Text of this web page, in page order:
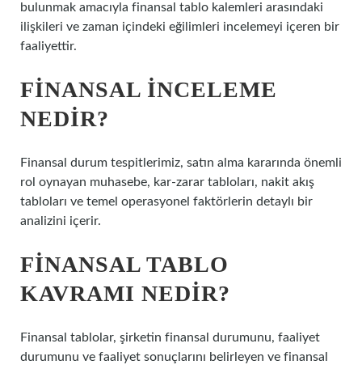
bulunmak amacıyla finansal tablo kalemleri arasındaki
ilişkileri ve zaman içindeki eğilimleri incelemeyi içeren bir
faaliyettir.
FINANSAL INCELEME
NEDIR?
Finansal durum tespitlerimiz, satın alma kararında önemli
rol oynayan muhasebe, kar-zarar tabloları, nakit akış
tabloları ve temel operasyonel faktörlerin detaylı bir
analizini içerir.
FINANSAL TABLO
KAVRAMI NEDIR?
Finansal tablolar, şirketin finansal durumunu, faaliyet
durumunu ve faaliyet sonuçlarını belirleyen ve finansal